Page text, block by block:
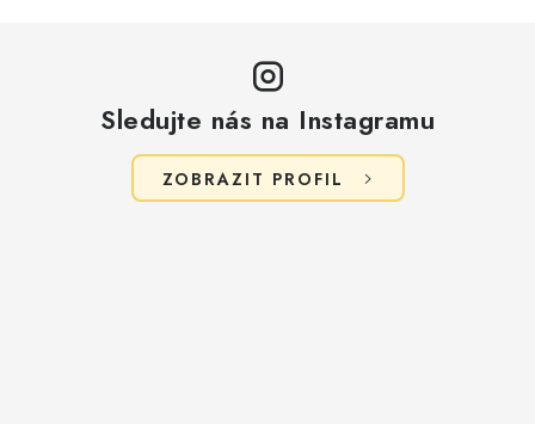
Sledujte nás na Instagramu
ZOBRAZIT PROFIL